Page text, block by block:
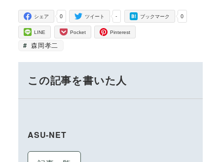
0
シェア -
ツイート 0
ブックマーク
LINE Pocket Pinterest
森岡孝二
この記事を書いた人
ASU-NET